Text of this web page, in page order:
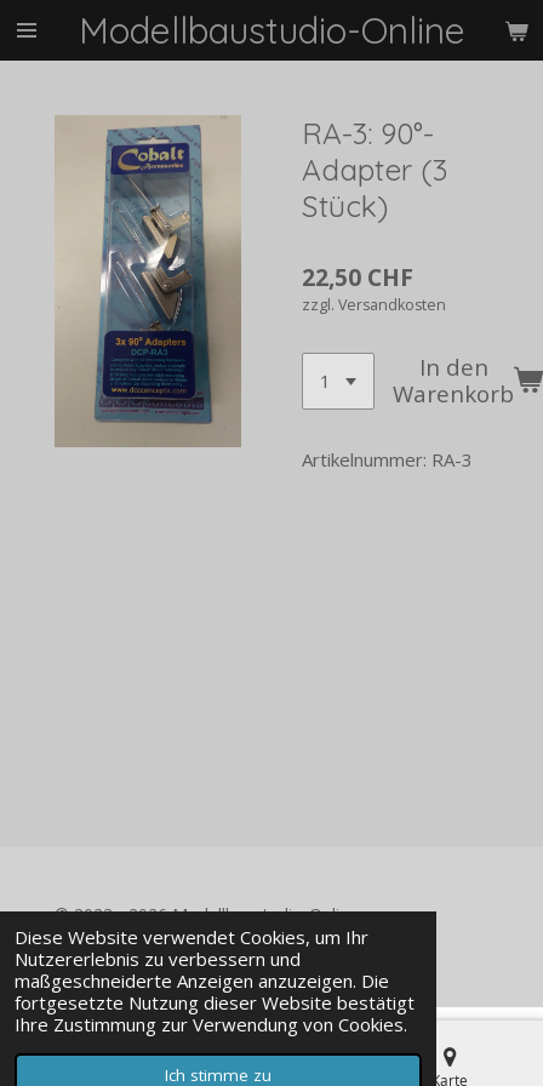
Diese Website verwendet Cookies, um Ihr
Nutzererlebnis zu verbessern und
maßgeschneiderte Anzeigen anzuzeigen. Die
fortgesetzte Nutzung dieser Website bestätigt
Ihre Zustimmung zur Verwendung von Cookies.
Ich stimme zu
Zum
HauptinhaltModellbaustudio-Online
RA-3: 90°-
Adapter (3
Stück)
22,50 CHF
zzgl. Versandkosten
In den
Warenkorb
Artikelnummer: RA-3
© 2023 - 2026 Modellbaustudio-Online
Mit Unterstützung vonWebador
Telefon Karte